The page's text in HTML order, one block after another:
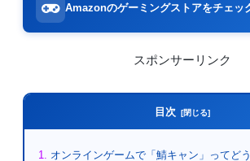
Amazonのゲーミングストアをチェッ
スポンサーリンク
目次
オンラインゲームで「鯖キャン」ってど